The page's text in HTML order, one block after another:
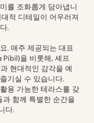
를 조화롭게 담아냅니
적 디테일이 어우러져
.
. 매주 제공되는 대표
을 비롯해, 셰프
현대적인 감각을 예
기실 수 있습니다.
용 가능한 테라스를 갖
과 함께 특별한 순간을
다.